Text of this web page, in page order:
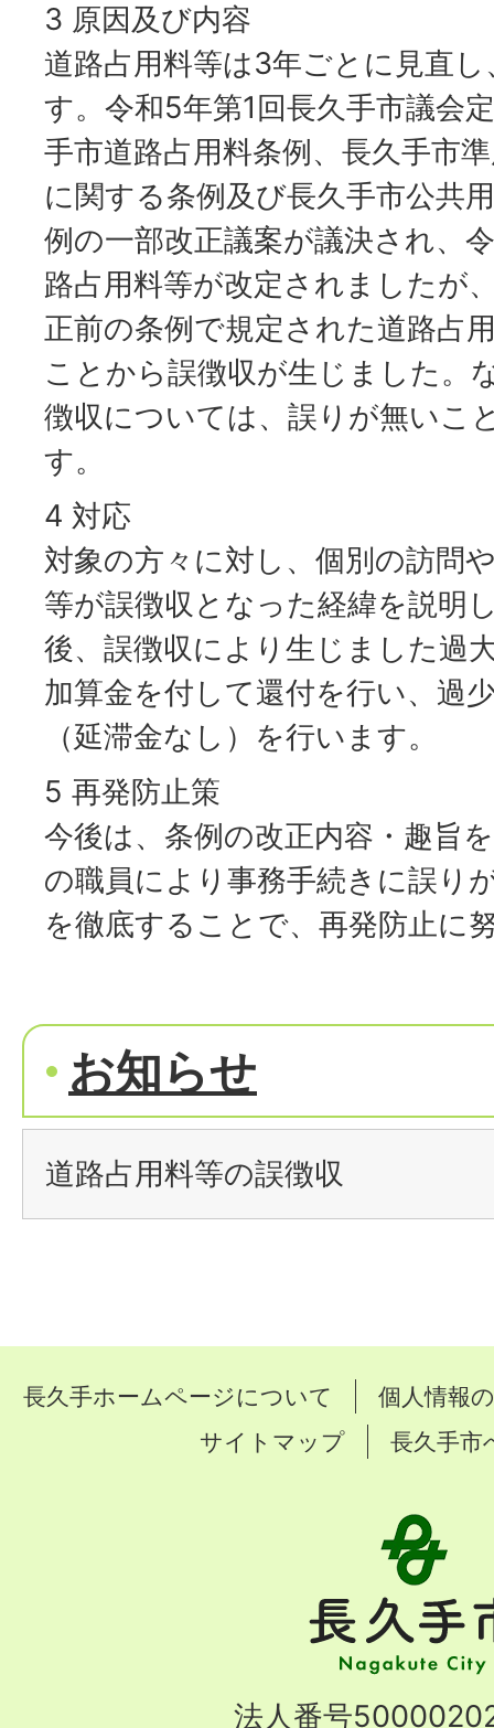
3 原因及び内容
道路占用料等は3年ごとに見直
す。令和5年第1回長久手市議会
手市道路占用料条例、長久手市
に関する条例及び長久手市公共
例の一部改正議案が議決され、
路占用料等が改定されましたが
正前の条例で規定された道路占
ことから誤徴収が生じました。
徴収については、誤りが無いこ
す。
4 対応
対象の方々に対し、個別の訪問
等が誤徴収となった経緯を説明
後、誤徴収により生じました過
加算金を付して還付を行い、過
（延滞金なし）を行います。
5 再発防止策
今後は、条例の改正内容・趣旨
の職員により事務手続きに誤り
を徹底することで、再発防止に
お知らせ
道路占用料等の誤徴収
長久手ホームページについて
個人情報
サイトマップ
長久手市
手
市
法人番号